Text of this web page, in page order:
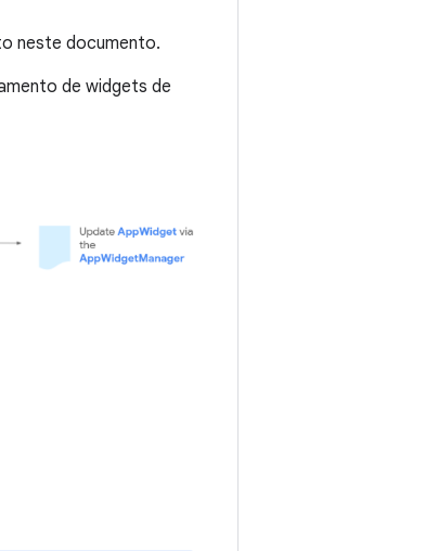
neste documento.
de widgets de